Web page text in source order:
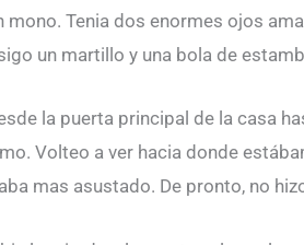
Tenia dos enormes ojos
un martillo y una bola de
la puerta principal de la casa
Volteo a ver hacia donde
mas asustado. De pronto, no